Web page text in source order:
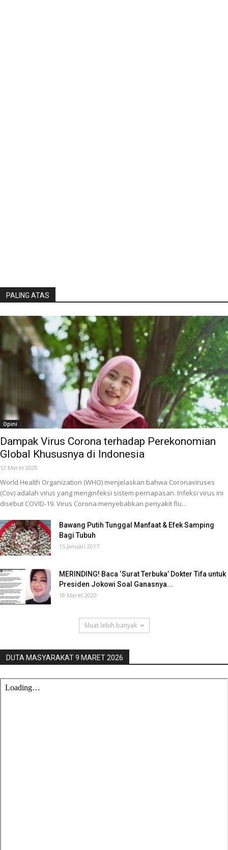
PALING ATAS
Opini
Dampak Virus Corona terhadap Perekonomian
Global Khususnya di Indonesia
12 Maret 2020
World Health Organization (WHO) menjelaskan bahwa Coronaviruses
(Cov) adalah virus yang menginfeksi sistem pernapasan. Infeksi virus ini
disebut COVID-19. Virus Corona menyebabkan penyakit flu...
Bawang Putih Tunggal Manfaat & Efek Samping
Bagi Tubuh
15 Januari 2017
MERINDING! Baca ‘Surat Terbuka’ Dokter Tifa untuk
Presiden Jokowi Soal Ganasnya...
18 Maret 2020
Muat lebih banyak
DUTA MASYARAKAT 9 MARET 2026